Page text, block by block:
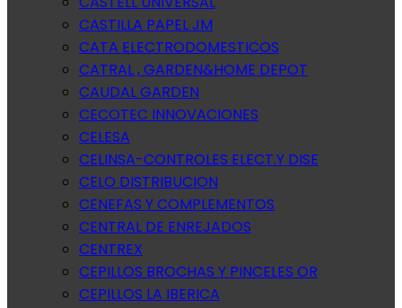
CASTILLA PAPEL JM
CATA ELECTRODOMESTICOS
CATRAL , GARDEN&HOME DEPOT
CAUDAL GARDEN
CECOTEC INNOVACIONES
CELESA
CELINSA-CONTROLES ELECT.Y DISE
CELO DISTRIBUCION
CENEFAS Y COMPLEMENTOS
CENTRAL DE ENREJADOS
CENTREX
CEPILLOS BROCHAS Y PINCELES OR
CEPILLOS LA IBERICA